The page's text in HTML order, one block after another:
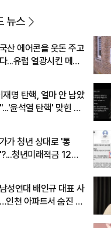
뉴스
산 에어콘을 웃돈 주고
...유럽 열광시킨 메이
재명 탄핵, 얼마 안 남았
윤석열 탄핵' 맞힌 무
가 청년 상대로 '통
청년미래적금 12%
성연대 배인규 대표 사
인천 아파트서 숨진 채